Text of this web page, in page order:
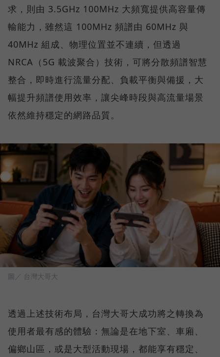
求，則由 3.5GHz 100MHz 大頻寬提供高容量傳
輸能力，雖然這 100MHz 頻譜由 60MHz 與
40MHz 組成、物理位置並不連續，但透過
NRCA（5G 載波聚合）技術，可將分散頻譜智慧
整合，即時進行流量分配、負載平衡與備援，大
幅提升頻譜使用效率，讓尖峰時段與高流量場景
依然維持穩定的網路品質。
圖／ 台灣大哥大
透過上述技術布局，台灣大哥大成功將之轉換為
使用者最有感的體驗：無論是在地下室、車廂、
偏鄉山區，或是大型活動現場，都能享有穩定、